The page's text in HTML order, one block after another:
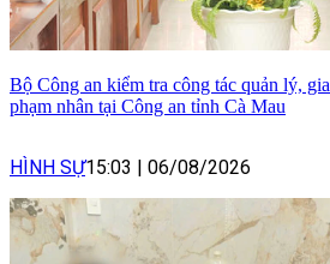
Bộ Công an kiểm tra công tác quản lý,
phạm nhân tại Công an tỉnh Cà Mau
HÌNH SỰ15:03 06/08/2026